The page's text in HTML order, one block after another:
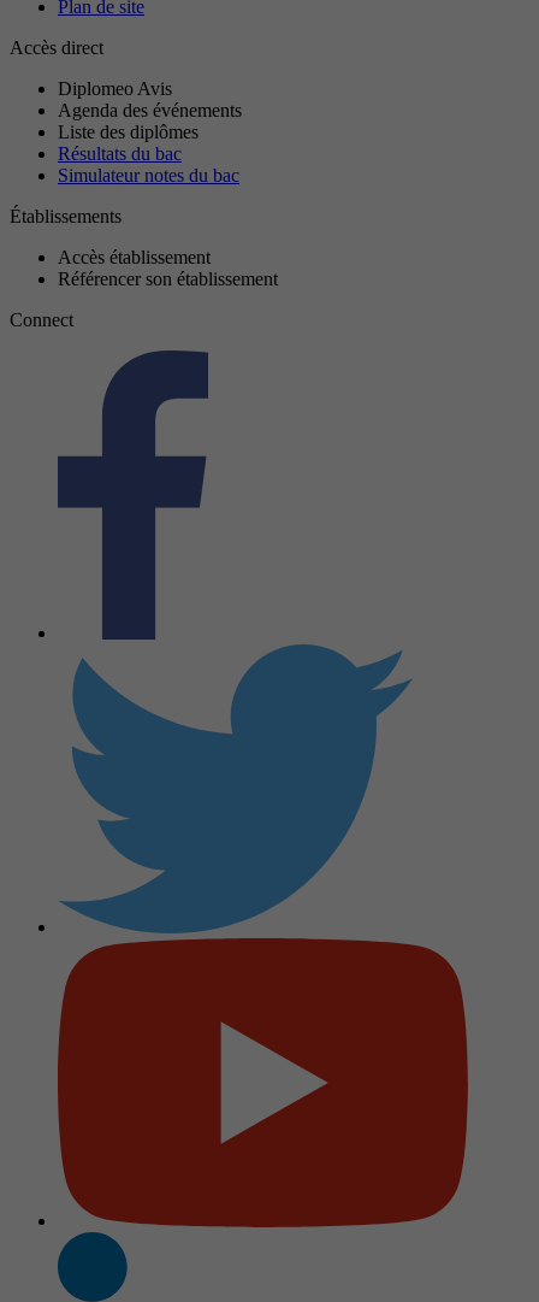
Plan de site
Accès direct
Diplomeo Avis
Agenda des événements
Liste des diplômes
Résultats du bac
Simulateur notes du bac
Établissements
Accès établissement
Référencer son établissement
Connect